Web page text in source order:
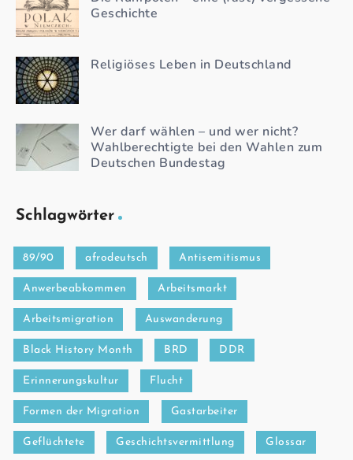
Geschichte
Religiöses Leben in Deutschland
Wer darf wählen – und wer nicht?
Wahlberechtigte bei den Wahlen zum
Deutschen Bundestag
Schlagwörter
89/90 afrodeutsch Antisemitismus
Anwerbeabkommen Arbeitsmarkt
Arbeitsmigration Auswanderung
Black History Month BRD DDR
Erinnerungskultur Flucht
Formen der Migration Gastarbeiter
Geflüchtete Geschichtsvermittlung Glossar